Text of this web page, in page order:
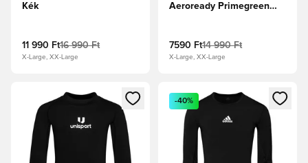
Kék
11 990 Ft16 990 Ft
X-Large, XX-Large
Aeroready Primegreen
7590 Ft14 990 Ft
X-Large, XX-Large
Megnyit egy modált a bejelentkezéshez vagy a tagként
Megnyit egy modált a
-40%